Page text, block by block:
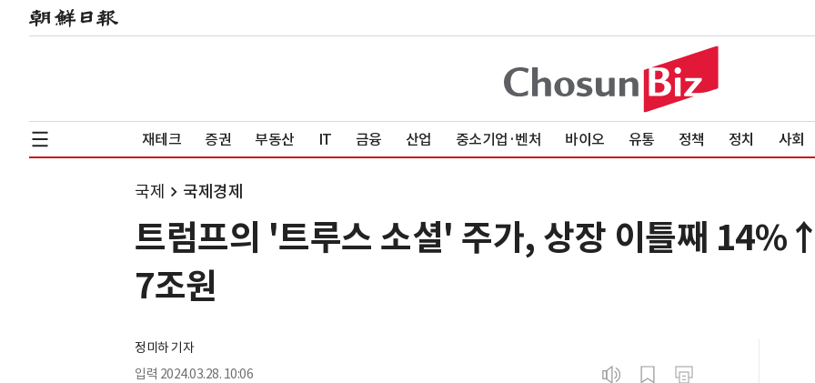
재테크 증권 부동산 IT 금융 산업 중소기업·벤처 바이오 유통 정책 정치 사회
국제 국제경제
트럼프의 '트루스 소셜' 주가, 상장 이틀째
7조원
정미하 기자
입력 2024.03.28. 10:06